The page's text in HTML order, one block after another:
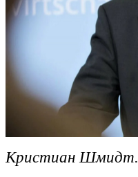
Кристиан Шмидт.